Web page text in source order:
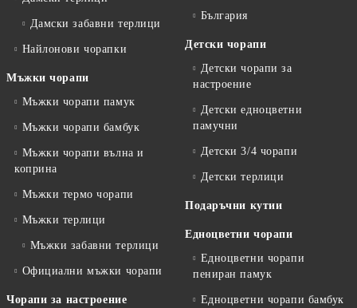
Дамски забавни терлици
Найлонови чорапки
Мъжки чорапи
Мъжки чорапи памук
Мъжки чорапи бамбук
Мъжки чорапи вълна и
коприна
Мъжки термо чорапи
Мъжки терлици
Мъжки забавни терлици
Официални мъжки чорапи
Чорапи за настроение
България
Детски чорапи
Детски чорапи за
настроение
Детски едноцветни
памучни
Детски 3/4 чорапи
Детски терлици
Подаръчни кутии
Едноцветни чорапи
Едноцветни чорапи
пениран памук
Едноцветни чорапи бамбук